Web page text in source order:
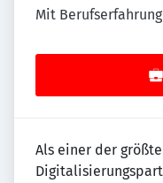
Mit
Als einer der